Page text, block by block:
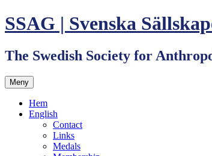
Hoppa
till
SSAG | Svenska
The Swedish Society for
Meny
Hem
English
Contact
Links
Medals